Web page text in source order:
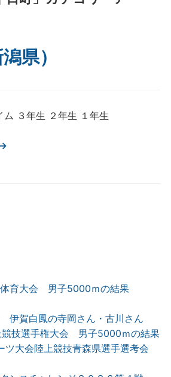
県）
ム ３年生 ２年生 １年生
体育大会 男子5000ｍの結果
伊賀白鳳の寺岡さん・古川さん
競技選手権大会 男子5000ｍの結果
ツ大会陸上競技青森県選手選考会